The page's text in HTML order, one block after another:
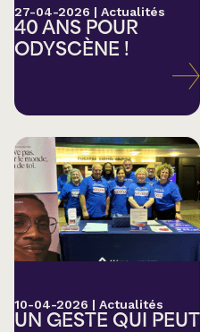
27-04-2026 | Actualités
40 ANS POUR
ODYSCÈNE !
10-04-2026 | Actualités
UN GESTE QUI PEUT